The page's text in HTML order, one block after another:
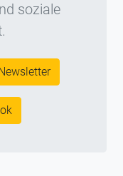
soziale